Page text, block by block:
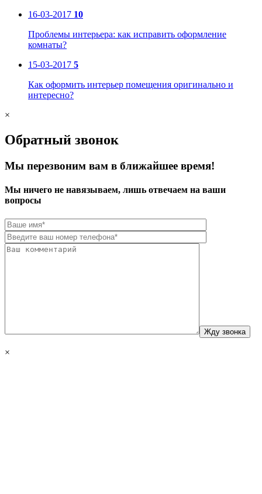
16-03-2017 10
Проблемы интерьера: как исправить оформление
комнаты?
15-03-2017 5
Как оформить интерьер помещения оригинально и
интересно?
×
Обратный звонок
Мы перезвоним вам в ближайшее время!
Мы ничего не навязываем, лишь отвечаем на ваши
вопросы
×